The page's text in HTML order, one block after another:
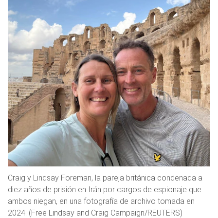
Craig y Lindsay Foreman, la pareja británica condenada a
diez años de prisión en Irán por cargos de espionaje que
ambos niegan, en una fotografía de archivo tomada en
2024. (Free Lindsay and Craig Campaign/REUTERS)